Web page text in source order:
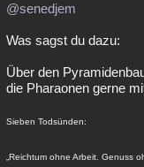
@senedjem
Was sagst du dazu:
Über den
die Pharaonen gerne
Sieben Todsünden:
„Reichtum ohne Arbeit. Genuss